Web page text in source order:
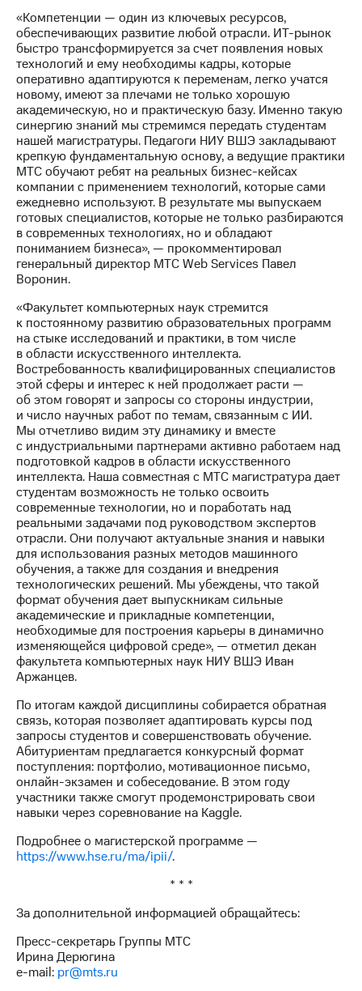
выкупа
акций
Дивиденды
Рынок
облигаций
Описание
Еврооблигации-2023
Уведомление
о
погашении
именных
облигаций
Другое
Регистратор
Реквизиты
Контакты
деловая этика
На главную
«Компетенции — один из ключевых ресурсов,
обеспечивающих развитие любой отрасли. ИТ-рынок
быстро трансформируется за счет появления новых
технологий и ему необходимы кадры, которые
оперативно адаптируются к переменам, легко учатся
новому, имеют за плечами не только хорошую
академическую, но и практическую базу. Именно такую
синергию знаний мы стремимся передать студентам
нашей магистратуры. Педагоги НИУ ВШЭ закладывают
крепкую фундаментальную основу, а ведущие практики
МТС обучают ребят на реальных бизнес-кейсах
компании с применением технологий, которые сами
ежедневно используют. В результате мы выпускаем
готовых специалистов, которые не только разбираются
в современных технологиях, но и обладают
пониманием бизнеса», — прокомментировал
генеральный директор МТС Web Services Павел
Воронин.
«Факультет компьютерных наук стремится
к постоянному развитию образовательных программ
на стыке исследований и практики, в том числе
в области искусственного интеллекта.
Востребованность квалифицированных специалистов
этой сферы и интерес к ней продолжает расти —
об этом говорят и запросы со стороны индустрии,
и число научных работ по темам, связанным с ИИ.
Мы отчетливо видим эту динамику и вместе
с индустриальными партнерами активно работаем над
подготовкой кадров в области искусственного
интеллекта. Наша совместная с МТС магистратура дает
студентам возможность не только освоить
современные технологии, но и поработать над
реальными задачами под руководством экспертов
отрасли. Они получают актуальные знания и навыки
для использования разных методов машинного
обучения, а также для создания и внедрения
технологических решений. Мы убеждены, что такой
формат обучения дает выпускникам сильные
академические и прикладные компетенции,
необходимые для построения карьеры в динамично
изменяющейся цифровой среде», — отметил декан
факультета компьютерных наук НИУ ВШЭ Иван
Аржанцев.
По итогам каждой дисциплины собирается обратная
связь, которая позволяет адаптировать курсы под
запросы студентов и совершенствовать обучение.
Абитуриентам предлагается конкурсный формат
поступления: портфолио, мотивационное письмо,
онлайн-экзамен и собеседование. В этом году
участники также смогут продемонстрировать свои
навыки через соревнование на Kaggle.
Подробнее о магистерской программе —
https://www.hse.ru/ma/ipii/.
* * *
За дополнительной информацией обращайтесь:
Пресс-секретарь Группы МТС
Ирина Дерюгина
e-mail: pr@mts.ru